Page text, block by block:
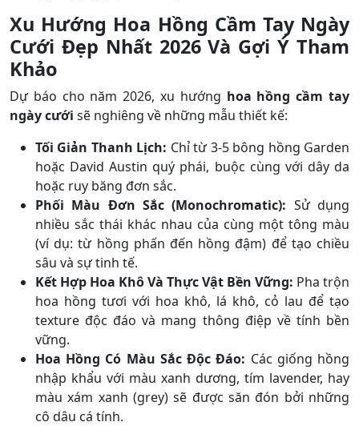
Xu Hướng Hoa Hồng Cầm Tay Ngày
Cưới Đẹp Nhất 2026 Và Gợi Ý Tham
Khảo
Dự báo cho năm 2026, xu hướng hoa hồng cầm tay
ngày cưới sẽ nghiêng về những mẫu thiết kế:
Tối Giản Thanh Lịch: Chỉ từ 3-5 bông hồng Garden
hoặc David Austin quý phái, buộc cùng với dây da
hoặc ruy băng đơn sắc.
Phối Màu Đơn Sắc (Monochromatic): Sử dụng
nhiều sắc thái khác nhau của cùng một tông màu
(ví dụ: từ hồng phấn đến hồng đậm) để tạo chiều
sâu và sự tinh tế.
Kết Hợp Hoa Khô Và Thực Vật Bền Vững: Pha trộn
hoa hồng tươi với hoa khô, lá khô, cỏ lau để tạo
texture độc đáo và mang thông điệp về tính bền
vững.
Hoa Hồng Có Màu Sắc Độc Đáo: Các giống hồng
nhập khẩu với màu xanh dương, tím lavender, hay
màu xám xanh (grey) sẽ được săn đón bởi những
cô dâu cá tính.